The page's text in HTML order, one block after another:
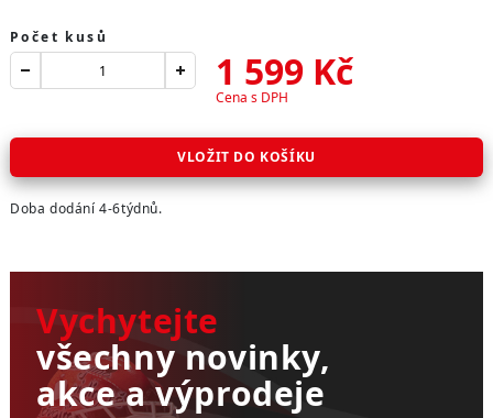
Počet kusů
1 599 Kč
Cena s DPH
VLOŽIT DO KOŠÍKU
Doba dodání 4-6týdnů.
Vychytejte
všechny novinky,
akce a výprodeje